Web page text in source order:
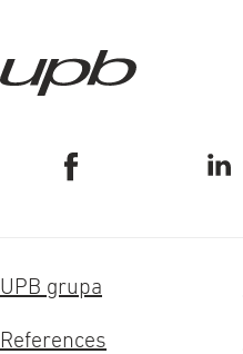
UPB grupa
References